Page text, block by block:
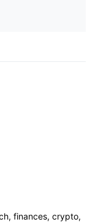
finances, crypto,